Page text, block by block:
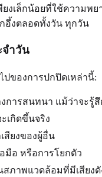
ยงเล็กน้อยที่ใช้ความ
อึ้งตลอดทั้งวัน ทุกวัน
จำวัน
ปของการปกปิดเหล่านี้:
การสนทนา แม้ว่าจะรู้
เกิดขึ้นจริง
สียงของผู้อื่น
มือ หรือการโยกตัว
ภาพแวดล้อมที่มีเสียง